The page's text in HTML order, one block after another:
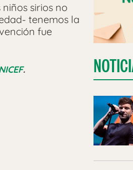
sirios no
tenemos la
fue
.